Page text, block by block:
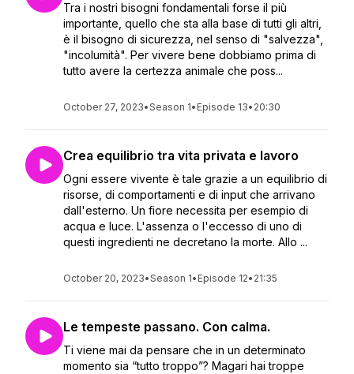
Tra i nostri bisogni fondamentali forse il più
importante, quello che sta alla base di tutti gli altri,
è il bisogno di sicurezza, nel senso di "salvezza",
"incolumità". Per vivere bene dobbiamo prima di
tutto avere la certezza animale che poss...
October 27, 2023•Season 1• Episode 13• 20:30
Crea equilibrio tra vita privata e lavoro
Ogni essere vivente è tale grazie a un equilibrio di
risorse, di comportamenti e di input che arrivano
dall'esterno. Un fiore necessita per esempio di
acqua e luce. L'assenza o l'eccesso di uno di
questi ingredienti ne decretano la morte. Allo ...
October 20, 2023•Season 1• Episode 12• 21:35
Le tempeste passano. Con calma.
Ti viene mai da pensare che in un determinato
momento sia “tutto troppo”? Magari hai troppe